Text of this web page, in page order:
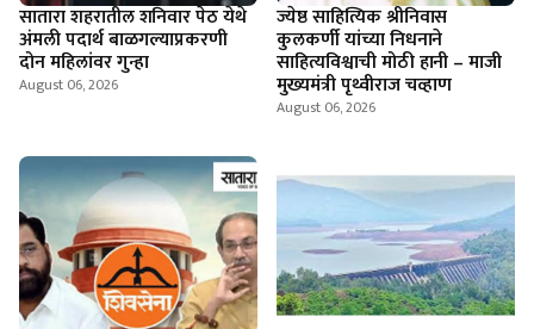
सातारा शहरातील शनिवार पेठ येथे
अंमली पदार्थ बाळगल्याप्रकरणी
दोन महिलांवर गुन्हा
August 06, 2026
ज्येष्ठ साहित्यिक श्रीनिवास
कुलकर्णी यांच्या निधनाने
साहित्यविश्वाची मोठी हानी – माजी
मुख्यमंत्री पृथ्वीराज चव्हाण
August 06, 2026